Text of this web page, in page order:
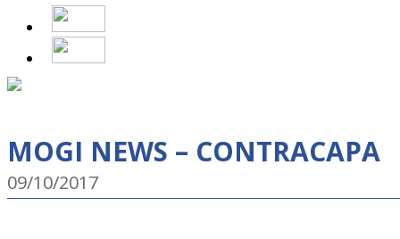
MOGI NEWS – CONTRACAPA
09/10/2017